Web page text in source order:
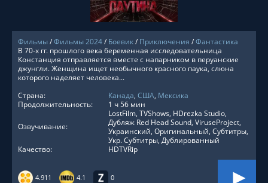
Фильмы/Фильмы 2024/ Боевик/ Приключения /Фантастика
4.911 4.1 0
В 70-х гг. прошлого века беременная исследовательница
Констанция отправляется вместе с напарником в перуанские
джунгли. Женщина ищет необычного красного паука, слюна
которого наделяет человека...
Страна:
Канада, США, Мексика
Продолжительность:
1 ч 56 мин
Озвучивание:
LostFilm, TVShows, HDrezka Studio,
Дубляж Red Head Sound, ViruseProject,
Украинский, Оригинальный, Субтитры,
Укр. Субтитры, Дублированный
Качество:
HDTVRip